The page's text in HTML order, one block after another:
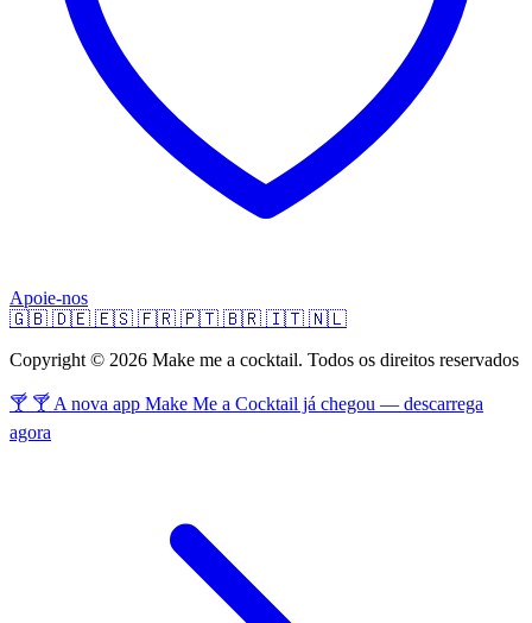
Apoie-nos
🇬🇧 🇩🇪 🇪🇸 🇫🇷 🇵🇹 🇧🇷 🇮🇹 🇳🇱
Copyright © 2026 Make me a cocktail. Todos os direitos reservados
🍸 🍸 A nova app Make Me a Cocktail já chegou — descarrega
agora